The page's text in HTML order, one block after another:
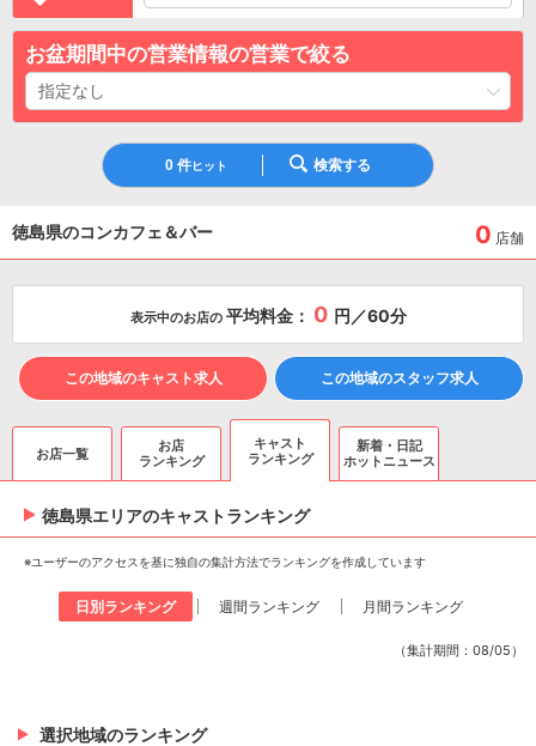
お盆期間中の営業情報の営業で絞る
0 件ヒット 検索する
徳島県のコンカフェ＆バー 0 店舗
表示中のお店の 平均料金： 0 円／60分
この地域のキャスト求人 この地域のスタッフ求人
お店一覧
お店
ランキング
キャスト
ランキング
新着・日記
ホットニュース
徳島県エリアのキャストランキング
※ユーザーのアクセスを基に独自の集計方法でランキングを作成しています
日別ランキング 週間ランキング 月間ランキング
（集計期間：08/05）
選択地域のランキング